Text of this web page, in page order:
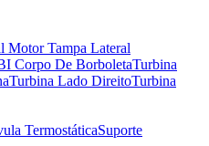
MotorTampa Lateral
Corpo De BorboletaTurbina
Turbina Lado DireitoTurbina
TermostáticaSuporte